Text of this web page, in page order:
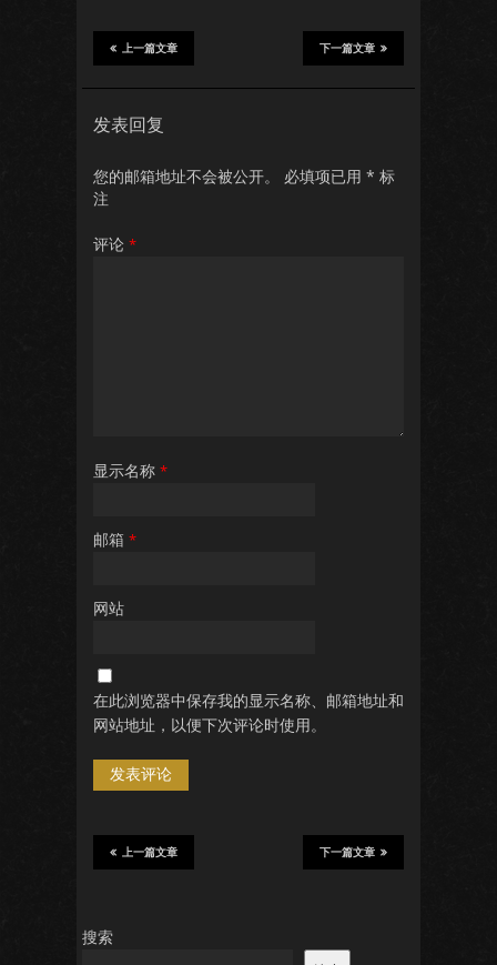
下一篇文章
上一篇文章
发表回复
您的邮箱地址不会被公开。 必填项已用 * 标
注
评论 *
显示名称 *
邮箱 *
网站
在此浏览器中保存我的显示名称、邮箱地址和
网站地址，以便下次评论时使用。
下一篇文章
上一篇文章
搜索